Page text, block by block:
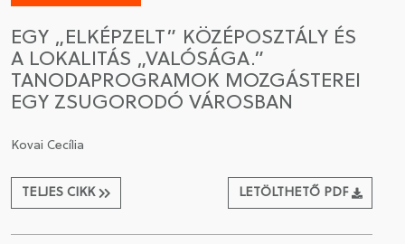
EGY „ELKÉPZELT” KÖZÉPOSZTÁLY ÉS
A LOKALITÁS „VALÓSÁGA.”
TANODAPROGRAMOK MOZGÁSTEREI
EGY ZSUGORODÓ VÁROSBAN
Kovai Cecília
TELJES CIKK LETÖLTHETŐ PDF